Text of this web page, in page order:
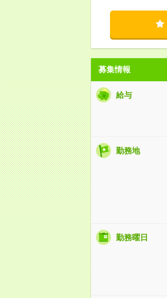
募集情報
給与
勤務地
勤務曜日